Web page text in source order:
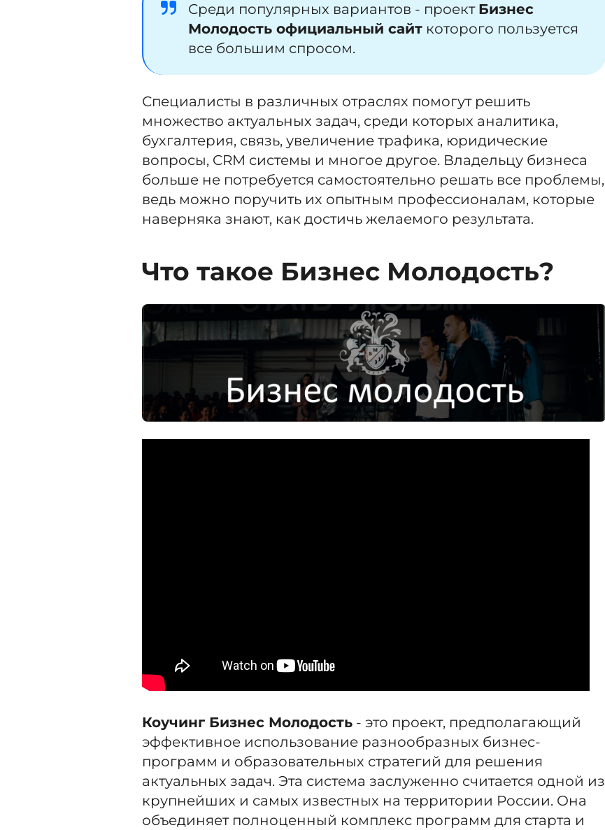
Среди популярных вариантов - проект Бизнес
Молодость официальный сайт которого пользуется
все большим спросом.
Специалисты в различных отраслях помогут решить
множество актуальных задач, среди которых аналитика,
бухгалтерия, связь, увеличение трафика, юридические
вопросы, CRM системы и многое другое. Владельцу бизнеса
больше не потребуется самостоятельно решать все проблемы,
ведь можно поручить их опытным профессионалам, которые
наверняка знают, как достичь желаемого результата.
Что такое Бизнес Молодость?
Коучинг Бизнес Молодость - это проект, предполагающий
эффективное использование разнообразных бизнес-
программ и образовательных стратегий для решения
актуальных задач. Эта система заслуженно считается одной из
крупнейших и самых известных на территории России. Она
объединяет полноценный комплекс программ для старта и